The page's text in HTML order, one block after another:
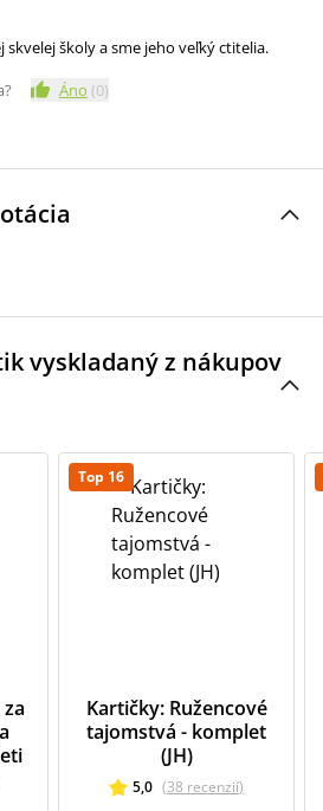
skvelej školy a sme jeho veľký ctitelia.
Áno (0)
vyskladaný z nákupov
Top 16
Kartičky: Ružencové
tajomstvá - komplet
(JH)
5,0 (38 recenzií)